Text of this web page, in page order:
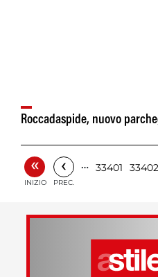
Roccadaspide, nuovo
«
INIZIO
‹
PREC.
… 33401 33402